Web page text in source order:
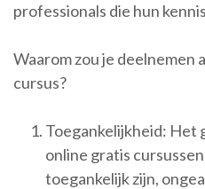
professionals die hun
Waarom zou je deelnemen
cursus?
Toegankelijkheid: Het
online gratis
toegankelijk zijn,